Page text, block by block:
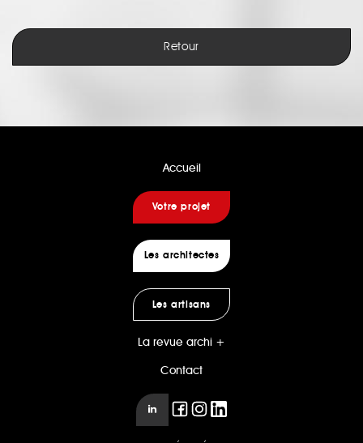
Retour
Accueil
Votre projet
Les architectes
Les artisans
La revue archi +
Contact